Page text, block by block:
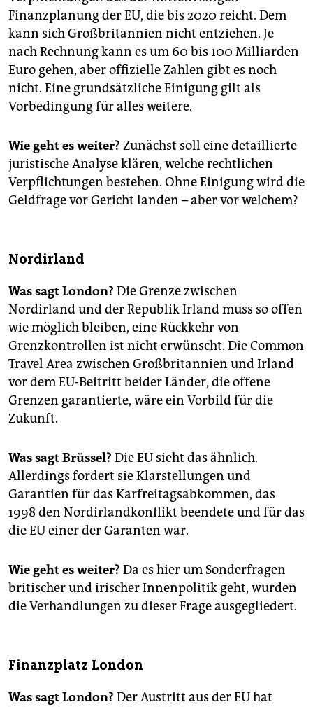
Finanzplanung der EU, die bis 2020 reicht. Dem
kann sich Großbritannien nicht entziehen. Je
nach Rechnung kann es um 60 bis 100 Milliarden
Euro gehen, aber offizielle Zahlen gibt es noch
nicht. Eine grundsätzliche Einigung gilt als
Vorbedingung für alles weitere.
Wie geht es weiter? Zunächst soll eine detaillierte
juristische Analyse klären, welche rechtlichen
Verpflichtungen bestehen. Ohne Einigung wird die
Geldfrage vor Gericht landen – aber vor welchem?
Nordirland
Was sagt London? Die Grenze zwischen
Nordirland und der Republik Irland muss so offen
wie möglich bleiben, eine Rückkehr von
Grenzkontrollen ist nicht erwünscht. Die Common
Travel Area zwischen Großbritannien und Irland
vor dem EU-Beitritt beider Länder, die offene
Grenzen garantierte, wäre ein Vorbild für die
Zukunft.
Was sagt Brüssel? Die EU sieht das ähnlich.
Allerdings fordert sie Klarstellungen und
Garantien für das Karfreitagsabkommen, das
1998 den Nordirlandkonflikt beendete und für das
die EU einer der Garanten war.
Wie geht es weiter? Da es hier um Sonderfragen
britischer und irischer Innenpolitik geht, wurden
die Verhandlungen zu dieser Frage ausgegliedert.
Finanzplatz London
Was sagt London? Der Austritt aus der EU hat